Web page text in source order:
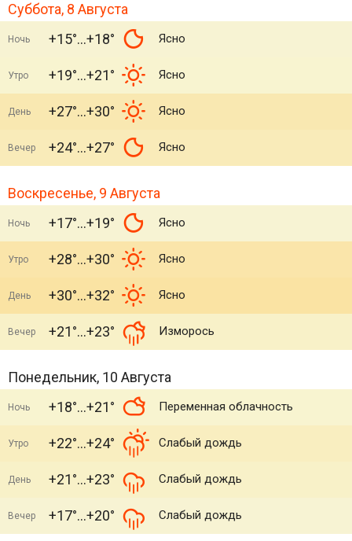
Суббота, 8 Августа
Ночь +15° +18° Ясно
Утро +19° +21° Ясно
День +27° +30° Ясно
Вечер +24° +27° Ясно
Воскресенье, 9 Августа
Ночь +17° +19° Ясно
Утро +28° +30° Ясно
День +30° +32° Ясно
Вечер +21° +23° Изморось
Понедельник, 10 Августа
Ночь +18° +21° Переменная облачность
Утро +22° +24° Слабый дождь
День +21° +23° Слабый дождь
Вечер +17° +20° Слабый дождь